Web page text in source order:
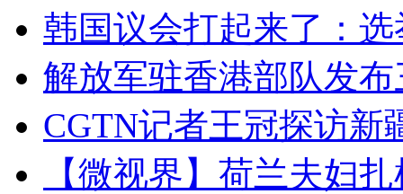
韩国议会打起来了：
解放军驻香港部队发
CGTN记者王冠探访新
【微视界】荷兰夫妇